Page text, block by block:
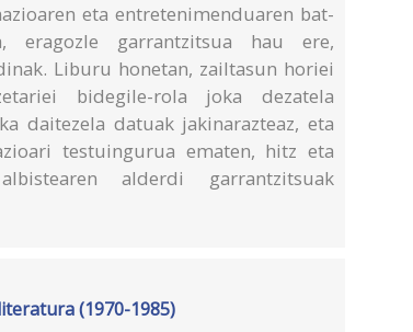
eta entretenimenduaren bat-
eragozle garrantzitsua hau ere,
Liburu honetan, zailtasun horiei
bidegile-rola joka dezatela
daitezela datuak jakinarazteaz, eta
testuingurua ematen, hitz eta
alderdi garrantzitsuak
(1970-1985)